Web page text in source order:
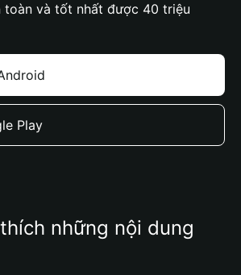
toàn và tốt nhất được 40 triệu
Play
những nội dung